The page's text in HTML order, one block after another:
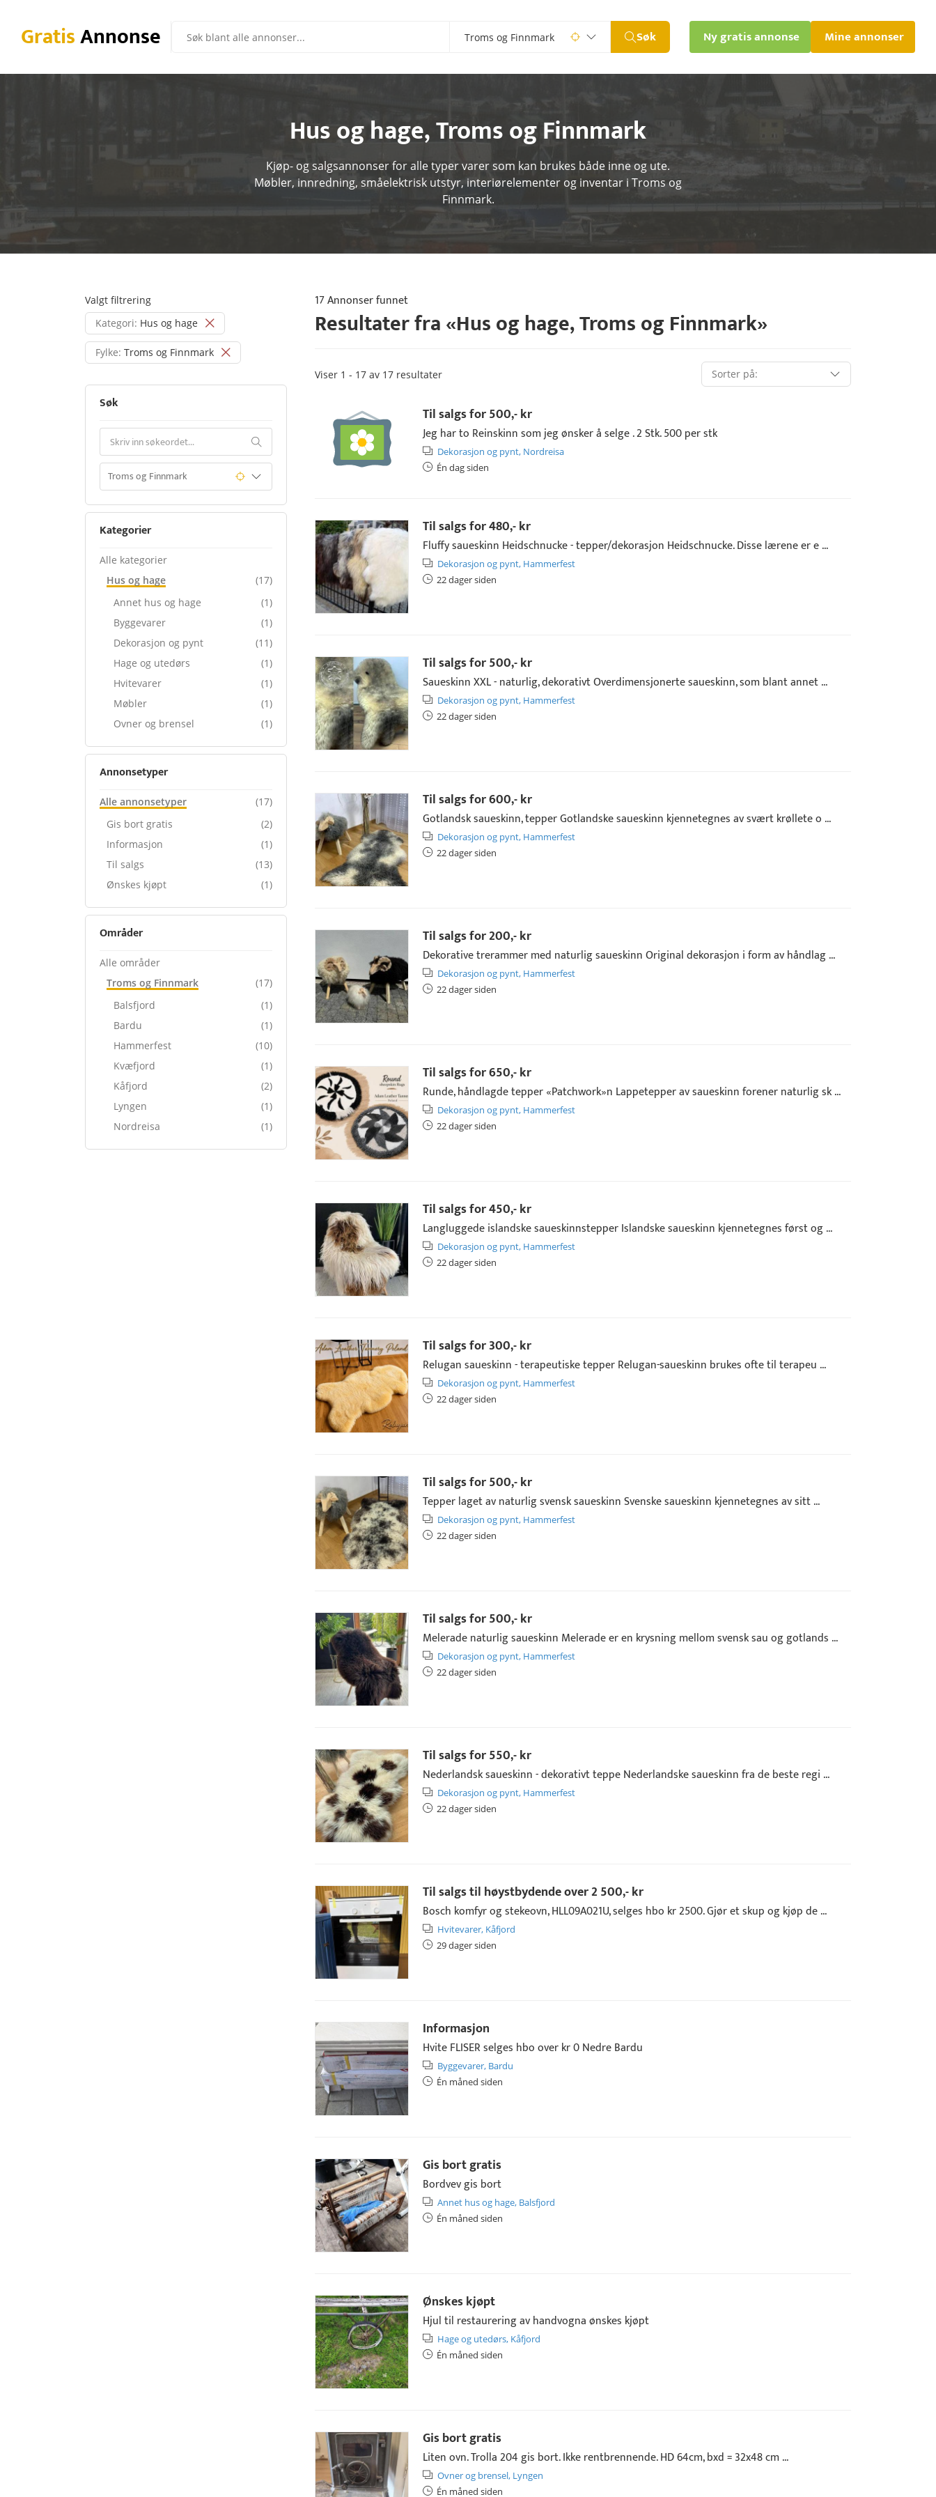
GratisAnnonse Søk Ny gratis annonse Mine annonser
Hus og hage,Troms og Finnmark
Kjøp- og salgsannonser for alle typer varer som kan brukes både inne og ute.
Møbler, innredning, småelektrisk utstyr, interiørelementer og inventar i Troms og
Finnmark.
Valgt filtrering
Kategori: Hus og hage
Fylke: Troms og Finnmark
Søk
Kategorier
Alle kategorier
Hus og hage
(17)
Annet hus og hage
(1)
Byggevarer
(1)
Dekorasjon og pynt
(11)
Hage og utedørs
(1)
Hvitevarer
(1)
Møbler
(1)
Ovner og brensel
(1)
Annonsetyper
Alle annonsetyper
(17)
Gis bort gratis
(2)
Informasjon
(1)
Til salgs
(13)
Ønskes kjøpt
(1)
Områder
Alle områder
Troms og Finnmark
(17)
Balsfjord
(1)
Bardu
(1)
Hammerfest
(10)
Kvæfjord
(1)
Kåfjord
(2)
Lyngen
(1)
Nordreisa
(1)
17 Annonser funnet
Resultater fra «Hus og hage,Troms og Finnmark»
Viser 1 - 17 av 17 resultater
Til salgs for500,- kr
Jeg har to Reinskinn som jeg ønsker å selge . 2 Stk. 500 per stk
Dekorasjon og pynt, Nordreisa
Én dag siden
Til salgs for480,- kr
Fluffy saueskinn Heidschnucke - tepper/dekorasjon Heidschnucke. Disse lærene er e ...
Dekorasjon og pynt, Hammerfest
22 dager siden
Til salgs for500,- kr
Saueskinn XXL - naturlig, dekorativt Overdimensjonerte saueskinn, som blant annet ...
Dekorasjon og pynt, Hammerfest
22 dager siden
Til salgs for600,- kr
Gotlandsk saueskinn, tepper Gotlandske saueskinn kjennetegnes av svært krøllete o ...
Dekorasjon og pynt, Hammerfest
22 dager siden
Til salgs for200,- kr
Dekorative trerammer med naturlig saueskinn Original dekorasjon i form av håndlag ...
Dekorasjon og pynt, Hammerfest
22 dager siden
Til salgs for650,- kr
Runde, håndlagde tepper «Patchwork»n Lappetepper av saueskinn forener naturlig sk ...
Dekorasjon og pynt, Hammerfest
22 dager siden
Til salgs for450,- kr
Langluggede islandske saueskinnstepper Islandske saueskinn kjennetegnes først og ...
Dekorasjon og pynt, Hammerfest
22 dager siden
Til salgs for300,- kr
Relugan saueskinn - terapeutiske tepper Relugan-saueskinn brukes ofte til terapeu ...
Dekorasjon og pynt, Hammerfest
22 dager siden
Til salgs for500,- kr
Tepper laget av naturlig svensk saueskinn Svenske saueskinn kjennetegnes av sitt ...
Dekorasjon og pynt, Hammerfest
22 dager siden
Til salgs for500,- kr
Melerade naturlig saueskinn Melerade er en krysning mellom svensk sau og gotlands ...
Dekorasjon og pynt, Hammerfest
22 dager siden
Til salgs for550,- kr
Nederlandsk saueskinn - dekorativt teppe Nederlandske saueskinn fra de beste regi ...
Dekorasjon og pynt, Hammerfest
22 dager siden
Til salgs til høystbydende over2 500,- kr
Bosch komfyr og stekeovn, HLL09A021U, selges hbo kr 2500. Gjør et skup og kjøp de ...
Hvitevarer, Kåfjord
29 dager siden
Informasjon
Hvite FLISER selges hbo over kr 0 Nedre Bardu
Byggevarer, Bardu
Én måned siden
Gis bort gratis
Bordvev gis bort
Annet hus og hage, Balsfjord
Én måned siden
Ønskes kjøpt
Hjul til restaurering av handvogna ønskes kjøpt
Hage og utedørs, Kåfjord
Én måned siden
Gis bort gratis
Liten ovn. Trolla 204 gis bort. Ikke rentbrennende. HD 64cm, bxd = 32x48 cm ...
Ovner og brensel, Lyngen
Én måned siden